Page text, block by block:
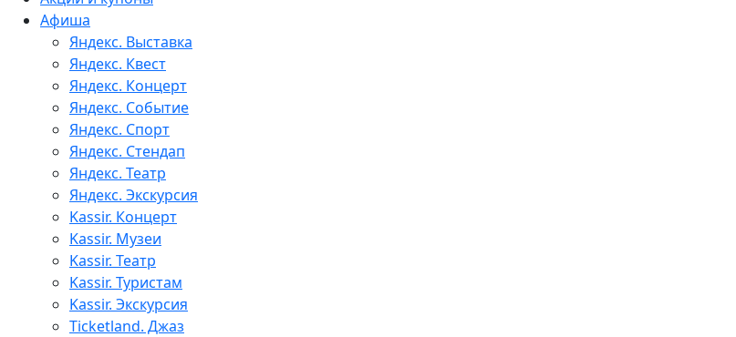
Афиша
Яндекс. Выставка
Яндекс. Квест
Яндекс. Концерт
Яндекс. Событие
Яндекс. Спорт
Яндекс. Стендап
Яндекс. Театр
Яндекс. Экскурсия
Kassir. Концерт
Kassir. Музеи
Kassir. Театр
Kassir. Туристам
Kassir. Экскурсия
Ticketland. Джаз